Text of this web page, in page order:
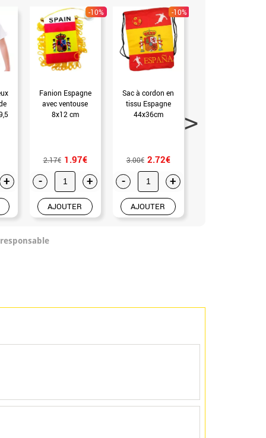
+
-10%
Fanion Espagne
avec ventouse
8x12 cm
2.17€ 1.97€
- +
AJOUTER
-10%
Sac à cordon en
tissu Espagne
44x36cm
3.00€ 2.72€
- +
AJOUTER